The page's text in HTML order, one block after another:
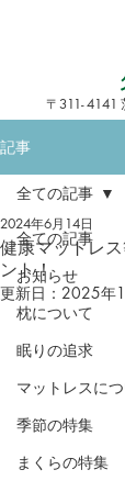
〒311-4141
記事
全ての記事
お知らせ
枕について
眠りの追求
マットレスに
季節の特集
まくらの特集
全ての記事
健康マットレ
ント！
2024年6月14日
更新日： 2025年